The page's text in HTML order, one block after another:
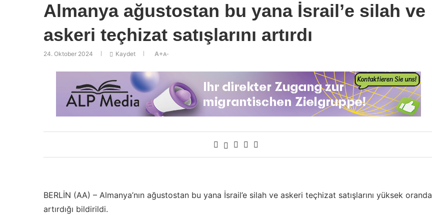
Almanya ağustostan bu yana İsrail’e silah ve
askeri teçhizat satışlarını artırdı
24. Oktober 2024 Kaydet A+A-
BERLİN (AA) – Almanya’nın ağustostan bu yana İsrail’e silah ve askeri teçhizat satışlarını yüksek oranda
artırdığı bildirildi.